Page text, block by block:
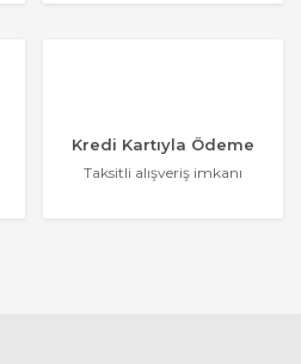
Kredi Kartıyla Ödeme
Taksitli alışveriş imkanı